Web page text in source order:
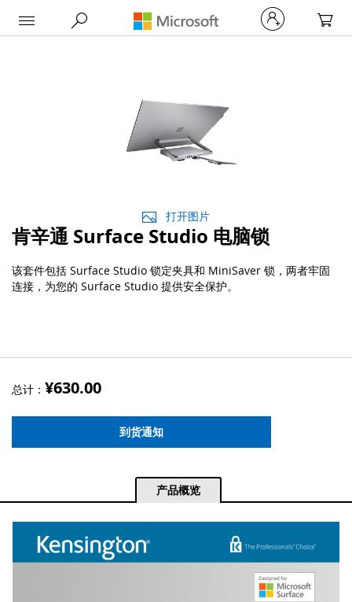
My
打开图片
肯辛通 Surface Studio 电脑锁
该套件包括 Surface Studio 锁定夹具和 MiniSaver 锁，两者牢固
连接，为您的 Surface Studio 提供安全保护。
总计： ¥630.00
到货通知
产品概览